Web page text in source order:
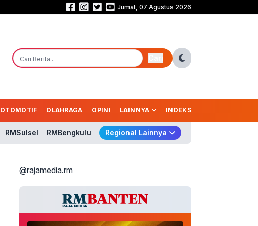
Saling Balas Gol! Persib vs Persebaya Masih Sama Kuat 1-1 di Babak
Jumat, 07 Agustus 2026
OTOMOTIF OLAHRAGA OPINI LAINNYA INDEKS
RMSulsel RMBengkulu Regional Lainnya
@rajamedia.rm